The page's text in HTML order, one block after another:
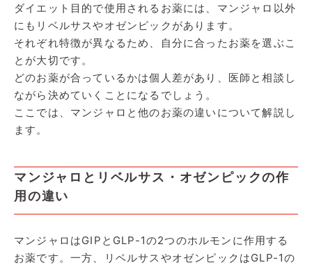
ダイエット目的で使用されるお薬には、マンジャロ以外
にもリベルサスやオゼンピックがあります。
それぞれ特徴が異なるため、自分に合ったお薬を選ぶこ
とが大切です。
どのお薬が合っているかは個人差があり、医師と相談し
ながら決めていくことになるでしょう。
ここでは、マンジャロと他のお薬の違いについて解説し
ます。
マンジャロとリベルサス・オゼンピックの作
用の違い
マンジャロはGIPとGLP-1の2つのホルモンに作用する
お薬です。一方、リベルサスやオゼンピックはGLP-1の